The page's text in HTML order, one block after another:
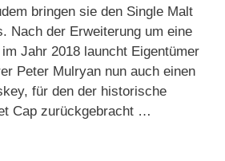
bringen sie den Single Malt
Nach der Erweiterung um eine
Jahr 2018 launcht Eigentümer
Peter Mulryan nun auch einen
für den der historische
Cap zurückgebracht …